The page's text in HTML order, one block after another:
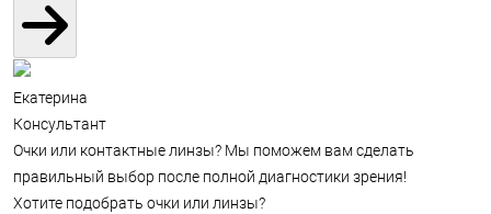
Екатерина
Консультант
Очки или контактные линзы? Мы поможем вам сделать
правильный выбор после полной диагностики зрения!
Хотите подобрать очки или линзы?